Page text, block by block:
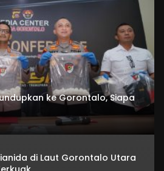
ke Gorontalo, Siapa
di Laut Gorontalo Utara